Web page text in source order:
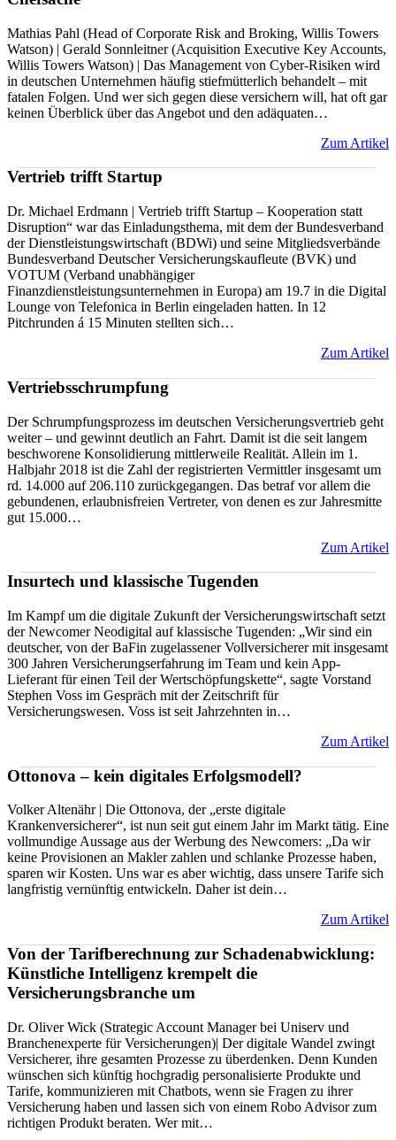
Mathias Pahl (Head of Corporate Risk and Broking, Willis Towers
Watson) | Gerald Sonnleitner (Acquisition Executive Key Accounts,
Willis Towers Watson) | Das Management von Cyber-Risiken wird
in deutschen Unternehmen häufig stiefmütterlich behandelt – mit
fatalen Folgen. Und wer sich gegen diese versichern will, hat oft gar
keinen Überblick über das Angebot und den adäquaten…
Zum Artikel
Vertrieb trifft Startup
Dr. Michael Erdmann | Vertrieb trifft Startup – Kooperation statt
Disruption“ war das Einladungsthema, mit dem der Bundesverband
der Dienstleistungswirtschaft (BDWi) und seine Mitgliedsverbände
Bundesverband Deutscher Versicherungskaufleute (BVK) und
VOTUM (Verband unabhängiger
Finanzdienstleistungsunternehmen in Europa) am 19.7 in die Digital
Lounge von Telefonica in Berlin eingeladen hatten. In 12
Pitchrunden á 15 Minuten stellten sich…
Zum Artikel
Vertriebsschrumpfung
Der Schrumpfungsprozess im deutschen Versicherungsvertrieb geht
weiter – und gewinnt deutlich an Fahrt. Damit ist die seit langem
beschworene Konsolidierung mittlerweile Realität. Allein im 1.
Halbjahr 2018 ist die Zahl der registrierten Vermittler insgesamt um
rd. 14.000 auf 206.110 zurückgegangen. Das betraf vor allem die
gebundenen, erlaubnisfreien Vertreter, von denen es zur Jahresmitte
gut 15.000…
Zum Artikel
Insurtech und klassische Tugenden
Im Kampf um die digitale Zukunft der Versicherungswirtschaft setzt
der Newcomer Neodigital auf klassische Tugenden: „Wir sind ein
deutscher, von der BaFin zugelassener Vollversicherer mit insgesamt
300 Jahren Versicherungserfahrung im Team und kein App-
Lieferant für einen Teil der Wertschöpfungskette“, sagte Vorstand
Stephen Voss im Gespräch mit der Zeitschrift für
Versicherungswesen. Voss ist seit Jahrzehnten in…
Zum Artikel
Ottonova – kein digitales Erfolgsmodell?
Volker Altenähr | Die Ottonova, der „erste digitale
Krankenversicherer“, ist nun seit gut einem Jahr im Markt tätig. Eine
vollmundige Aussage aus der Werbung des Newcomers: „Da wir
keine Provisionen an Makler zahlen und schlanke Prozesse haben,
sparen wir Kosten. Uns war es aber wichtig, dass unsere Tarife sich
langfristig vernünftig entwickeln. Daher ist dein…
Zum Artikel
Von der Tarifberechnung zur Schadenabwicklung:
Künstliche Intelligenz krempelt die
Versicherungsbranche um
Dr. Oliver Wick (Strategic Account Manager bei Uniserv und
Branchenexperte für Versicherungen)| Der digitale Wandel zwingt
Versicherer, ihre gesamten Prozesse zu überdenken. Denn Kunden
wünschen sich künftig hochgradig personalisierte Produkte und
Tarife, kommunizieren mit Chatbots, wenn sie Fragen zu ihrer
Versicherung haben und lassen sich von einem Robo Advisor zum
richtigen Produkt beraten. Wer mit…